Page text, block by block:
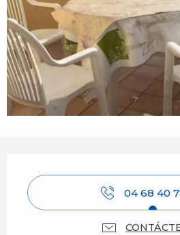
04 68 40